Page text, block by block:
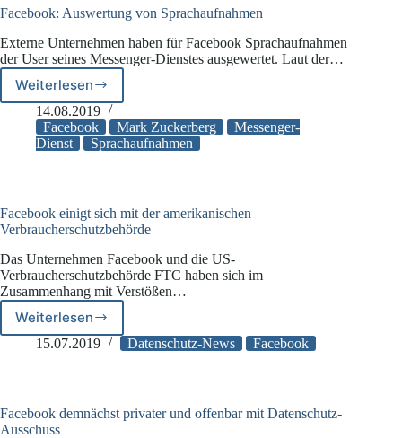
Millionen
von
Facebook-
Nutzern
im
Netz
entdeckt
Facebook: Auswertung von Sprachaufnahmen
Externe Unternehmen haben für Facebook Sprachaufnahmen
der User seines Messenger-Dienstes ausgewertet. Laut der…
Weiterlesen
Facebook:
Auswertung
von
Sprachaufnahmen
14.08.2019
Facebook
Mark Zuckerberg
Messenger-
Dienst
Sprachaufnahmen
Facebook einigt sich mit der amerikanischen
Verbraucherschutzbehörde
Das Unternehmen Facebook und die US-
Verbraucherschutzbehörde FTC haben sich im
Zusammenhang mit Verstößen…
Weiterlesen
Facebook
einigt
amerikanischen
15.07.2019 Datenschutz-News Facebook
Facebook demnächst privater und offenbar mit Datenschutz-
Ausschuss